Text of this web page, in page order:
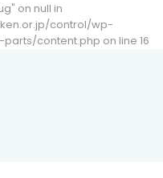
on null in
control/wp-
content.php on line 16